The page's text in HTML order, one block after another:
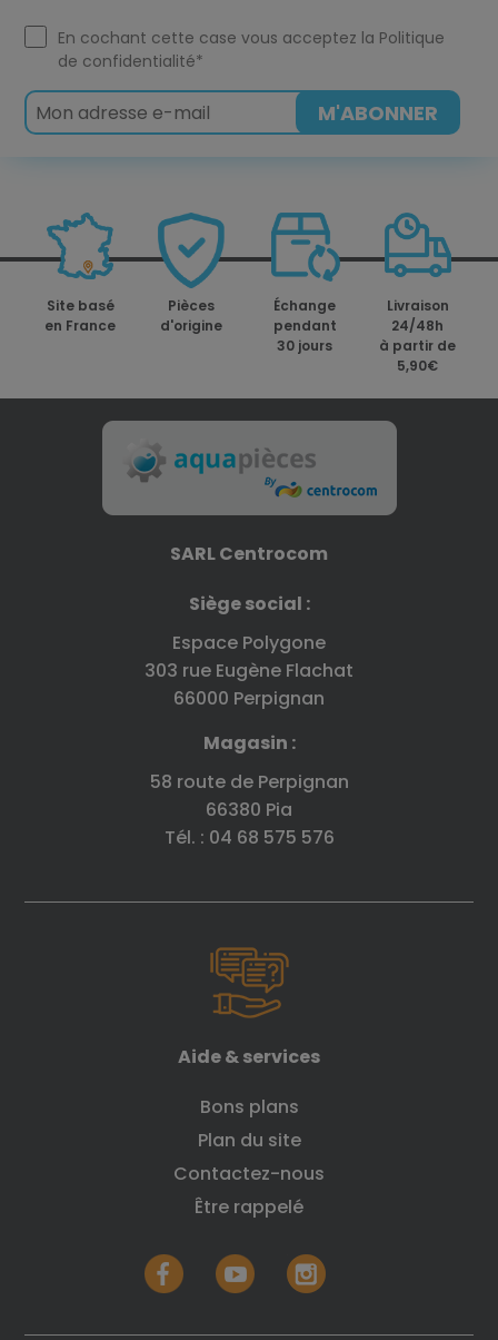
En cochant cette case vous acceptez la Politique
de confidentialité*
Site basé
en France
Pièces
d'origine
Échange
pendant
30 jours
Livraison
24/48h
à partir de
5,90€
SARL Centrocom
Siège social :
Espace Polygone
303 rue Eugène Flachat
66000 Perpignan
Magasin :
58 route de Perpignan
66380 Pia
Tél. : 04 68 575 576
Aide & services
Bons plans
Plan du site
Contactez-nous
Être rappelé